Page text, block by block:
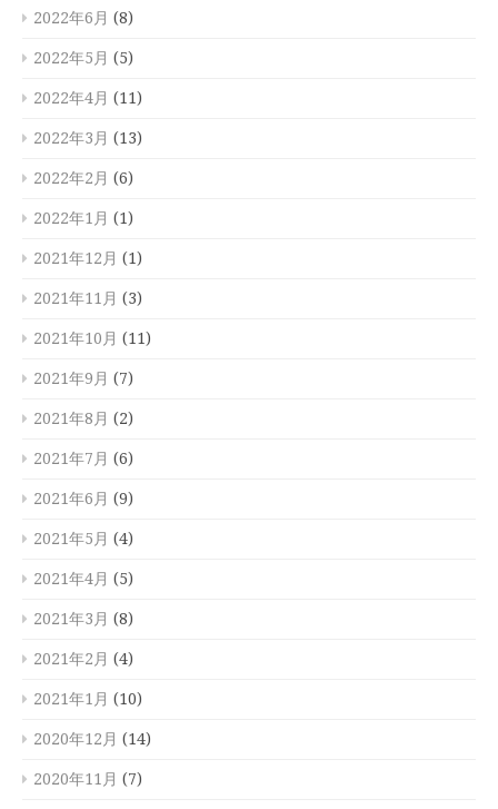
2022年6月 (8)
2022年5月 (5)
2022年4月 (11)
2022年3月 (13)
2022年2月 (6)
2022年1月 (1)
2021年12月 (1)
2021年11月 (3)
2021年10月 (11)
2021年9月 (7)
2021年8月 (2)
2021年7月 (6)
2021年6月 (9)
2021年5月 (4)
2021年4月 (5)
2021年3月 (8)
2021年2月 (4)
2021年1月 (10)
2020年12月 (14)
2020年11月 (7)